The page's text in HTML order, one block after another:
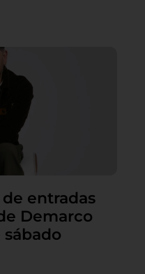
entradas
Demarco